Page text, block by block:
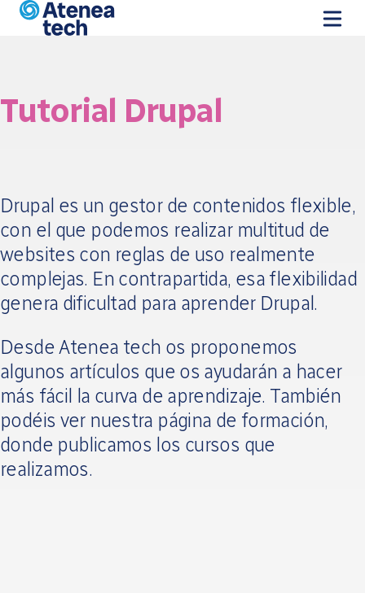
Pasar al contenido principal
Tutorial Drupal
Drupal es un gestor de contenidos flexible,
con el que podemos realizar multitud de
websites con reglas de uso realmente
complejas. En contrapartida, esa flexibilidad
genera dificultad para aprender Drupal.
Desde Atenea tech os proponemos
algunos artículos que os ayudarán a hacer
más fácil la curva de aprendizaje. También
podéis ver nuestra página de formación,
donde publicamos los cursos que
realizamos.